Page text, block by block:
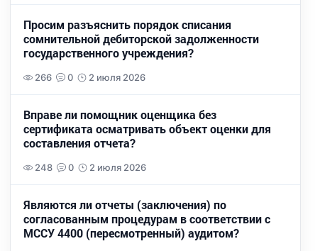
Просим разъяснить порядок списания
сомнительной дебиторской задолженности
государственного учреждения?
266 0 2 июля 2026
Вправе ли помощник оценщика без
сертификата осматривать объект оценки для
составления отчета?
248 0 2 июля 2026
Являются ли отчеты (заключения) по
согласованным процедурам в соответствии с
МССУ 4400 (пересмотренный) аудитом?